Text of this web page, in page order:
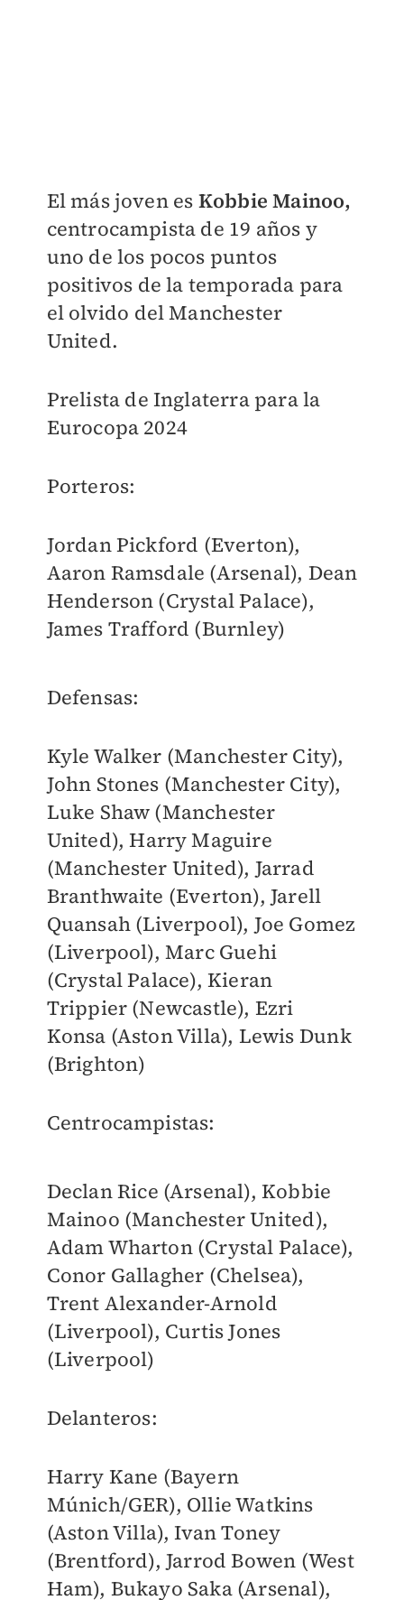
El más joven es Kobbie Mainoo,
centrocampista de 19 años y
uno de los pocos puntos
positivos de la temporada para
el olvido del Manchester
United.
Prelista de Inglaterra para la
Eurocopa 2024
Porteros:
Jordan Pickford (Everton),
Aaron Ramsdale (Arsenal), Dean
Henderson (Crystal Palace),
James Trafford (Burnley)
Defensas:
Kyle Walker (Manchester City),
John Stones (Manchester City),
Luke Shaw (Manchester
United), Harry Maguire
(Manchester United), Jarrad
Branthwaite (Everton), Jarell
Quansah (Liverpool), Joe Gomez
(Liverpool), Marc Guehi
(Crystal Palace), Kieran
Trippier (Newcastle), Ezri
Konsa (Aston Villa), Lewis Dunk
(Brighton)
Centrocampistas:
Declan Rice (Arsenal), Kobbie
Mainoo (Manchester United),
Adam Wharton (Crystal Palace),
Conor Gallagher (Chelsea),
Trent Alexander-Arnold
(Liverpool), Curtis Jones
(Liverpool)
Delanteros:
Harry Kane (Bayern
Múnich/GER), Ollie Watkins
(Aston Villa), Ivan Toney
(Brentford), Jarrod Bowen (West
Ham), Bukayo Saka (Arsenal),